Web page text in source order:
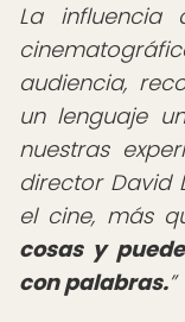
La influencia
audiencia,
un lenguaje
nuestras
director David
el cine, más
cosas y
con palabras.